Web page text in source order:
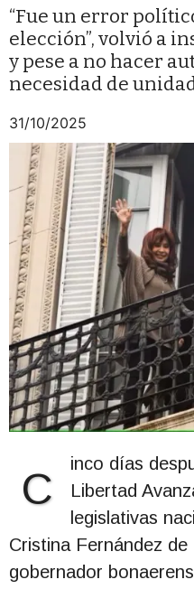
“Fue un error
elección”, volvió a
y pese a no hacer
necesidad de
31/10/2025
C
inco días
Libertad
legislativas
Cristina Fernández
gobernador